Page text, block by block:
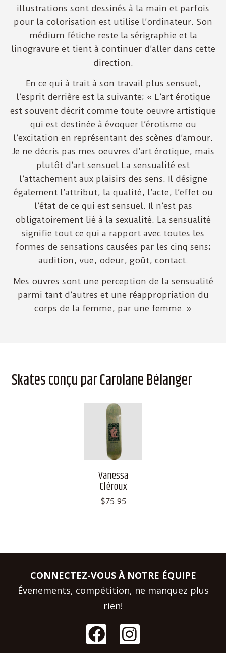
illustrations sont dessinés à la main et parfois
pour la colorisation est utilise l’ordinateur. Son
médium fétiche reste la sérigraphie et la
linogravure et tient à continuer d’aller dans cette
direction.
En ce qui à trait à son travail plus sensuel,
l’esprit derrière est la suivante; « L’art érotique
est souvent décrit comme toute oeuvre artistique
qui est destinée à évoquer l’érotisme ou
l’excitation en représentant des scènes d’amour.
Je ne décris pas mes oeuvres d’art érotique, mais
plutôt d’art sensuel.La sensualité est
l’attachement aux plaisirs des sens. Il désigne
également l’attribut, la qualité, l’acte, l’effet ou
l’état de ce qui est sensuel. Il n’est pas
obligatoirement lié à la sexualité. La sensualité
signifie tout ce qui a rapport avec toutes les
formes de sensations causées par les cinq sens;
audition, vue, odeur, goût, contact.
Mes ouvres sont une perception de la sensualité
parmi tant d’autres et une réappropriation du
corps de la femme, par une femme. »
Skates conçu par Carolane Bélanger
Vanessa
Cléroux
$75.95
CONNECTEZ-VOUS À NOTRE ÉQUIPE
Évenements, compétition, ne manquez plus
rien!